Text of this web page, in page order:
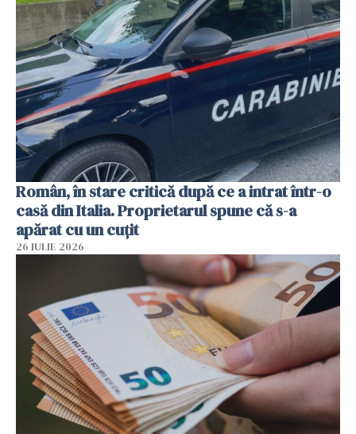
Român, în stare critică după ce a intrat într-o
casă din Italia. Proprietarul spune că s-a
apărat cu un cuțit
26 IULIE 2026